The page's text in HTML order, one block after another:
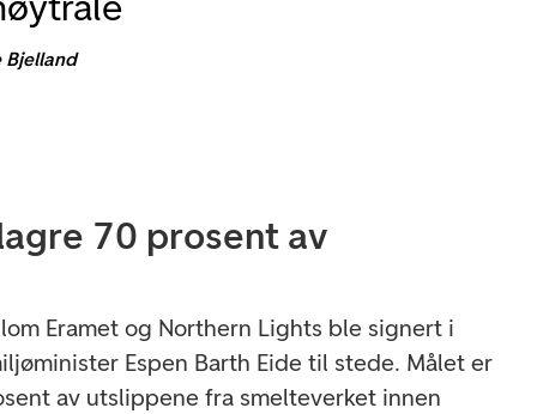
Bjelland
70 prosent av
Eramet og Northern Lights ble signert i
Espen Barth Eide til stede. Målet er
av utslippene fra smelteverket innen